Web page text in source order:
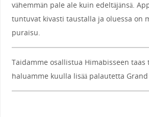
vähemmän pale ale kuin edeltäjänsä.
tuntuvat kivasti taustalla ja oluessa on
puraisu.
Taidamme osallistua Himabisseen taas
haluamme kuulla lisää palautetta